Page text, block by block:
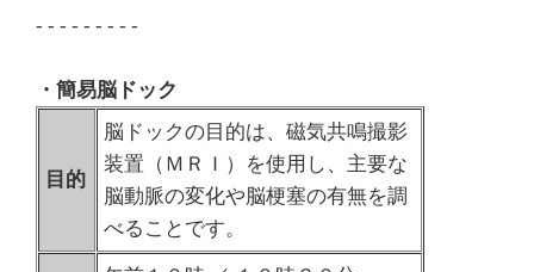
- - - - - - - - -
・簡易脳ドック
目的
脳ドックの目的は、磁気共鳴撮影
装置（ＭＲＩ）を使用し、主要な
脳動脈の変化や脳梗塞の有無を調
べることです。